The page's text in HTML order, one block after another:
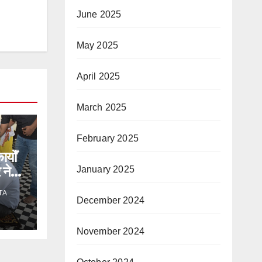
ने
June 2025
May 2025
April 2025
March 2025
February 2025
January 2025
December 2024
November 2024